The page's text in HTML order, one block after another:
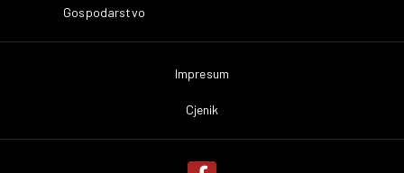
Gospodarstvo
Impresum
Cjenik